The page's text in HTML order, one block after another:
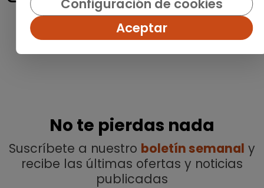
1
No te pierdas nada
Suscríbete a nuestro boletín semanal y
recibe las últimas ofertas y noticias
publicadas
Configuración de cookies
Aceptar